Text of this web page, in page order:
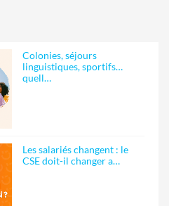
Colonies, séjours
linguistiques, sportifs…
quell…
Les salariés changent : le
CSE doit-il changer a…